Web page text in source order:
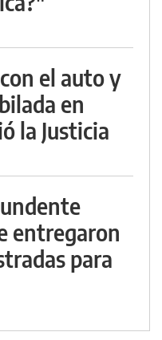
el auto y
en
la Justicia
entregaron
para